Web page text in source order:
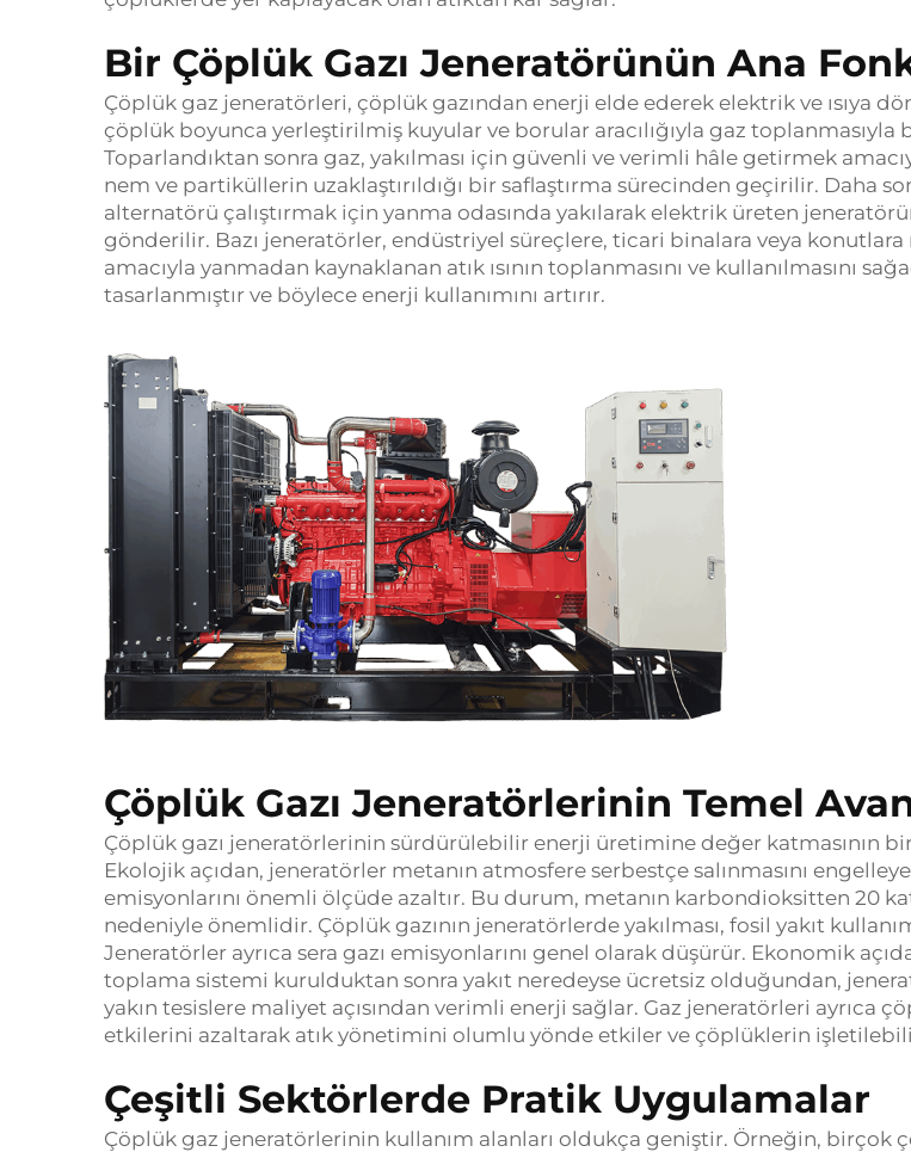
Bir Çöplük Gazı Jeneratörünün Ana
Çöplük gaz jeneratörleri, çöplük gazından enerji elde ederek elektrik ve ısıya
çöplük boyunca yerleştirilmiş kuyular ve borular aracılığıyla gaz toplanmasıyla
Toparlandıktan sonra gaz, yakılması için güvenli ve verimli hâle getirmek
nem ve partiküllerin uzaklaştırıldığı bir saflaştırma sürecinden geçirilir. Daha
alternatörü çalıştırmak için yanma odasında yakılarak elektrik üreten
gönderilir. Bazı jeneratörler, endüstriyel süreçlere, ticari binalara veya konutlara
amacıyla yanmadan kaynaklanan atık ısının toplanmasını ve kullanılmasını
tasarlanmıştır ve böylece enerji kullanımını artırır.
Çöplük Gazı Jeneratörlerinin Temel
Çöplük gazı jeneratörlerinin sürdürülebilir enerji üretimine değer katmasının
Ekolojik açıdan, jeneratörler metanın atmosfere serbestçe salınmasını
emisyonlarını önemli ölçüde azaltır. Bu durum, metanın karbondioksitten 20
nedeniyle önemlidir. Çöplük gazının jeneratörlerde yakılması, fosil yakıt
Jeneratörler ayrıca sera gazı emisyonlarını genel olarak düşürür. Ekonomik
toplama sistemi kurulduktan sonra yakıt neredeyse ücretsiz olduğundan,
yakın tesislere maliyet açısından verimli enerji sağlar. Gaz jeneratörleri ayrıca
etkilerini azaltarak atık yönetimini olumlu yönde etkiler ve çöplüklerin
Çeşitli Sektörlerde Pratik Uygulamalar
Çöplük gaz jeneratörlerinin kullanım alanları oldukça geniştir. Örneğin, birçok